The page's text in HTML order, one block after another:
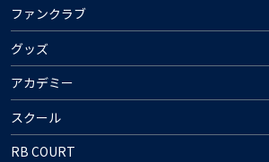
ファンクラブ
グッズ
アカデミー
スクール
RB COURT